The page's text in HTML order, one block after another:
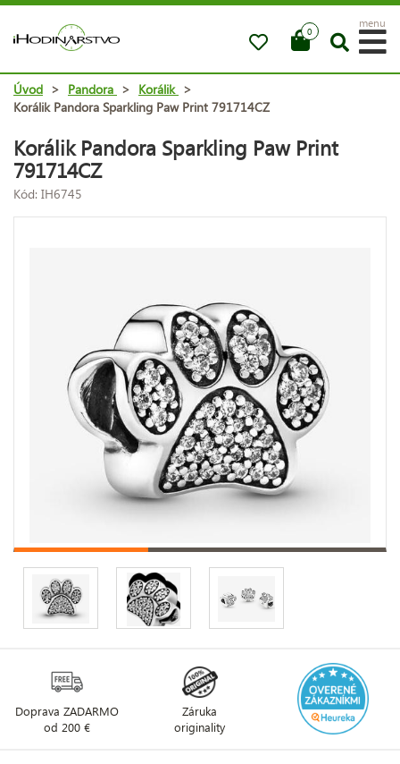
0
menu
Úvod > Pandora > Korálik >
Korálik Pandora Sparkling Paw Print 791714CZ
Korálik Pandora Sparkling Paw Print
791714CZ
Kód: IH6745
Doprava ZADARMO
od 200 €
Záruka
originality